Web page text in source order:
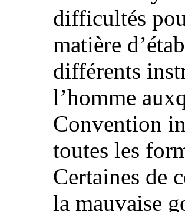
difficultés
matière
différents
l’homme
Convention
toutes les
Certaines de
la mauvaise